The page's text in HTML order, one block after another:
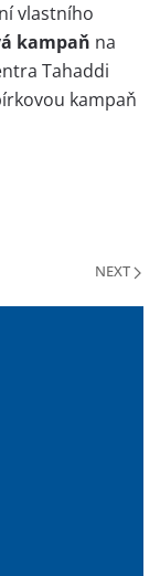
vlastního
kampaň na
Tahaddi
kampaň
NEXT